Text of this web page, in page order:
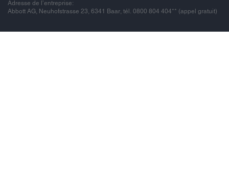
Adresse de l’entreprise:
Abbott AG, Neuhofstrasse 23, 6341 Baar, tél. 0800 804 404** (appel gratuit)